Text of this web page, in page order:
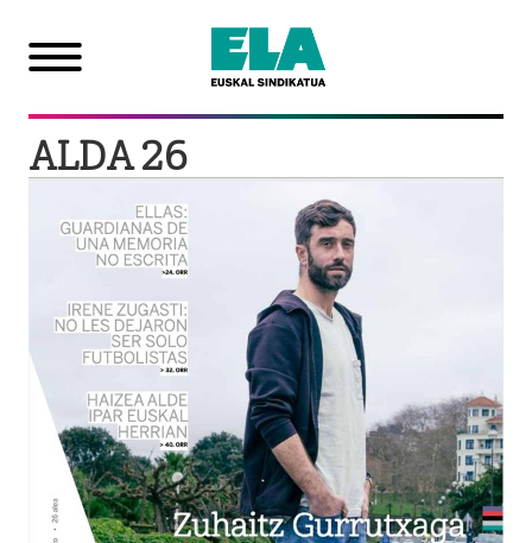
ALDA 26